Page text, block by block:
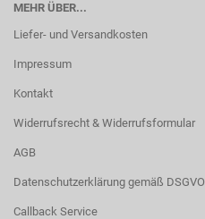
MEHR ÜBER...
Liefer- und Versandkosten
Impressum
Kontakt
Widerrufsrecht & Widerrufsformular
AGB
Datenschutzerklärung gemäß DSGVO
Callback Service